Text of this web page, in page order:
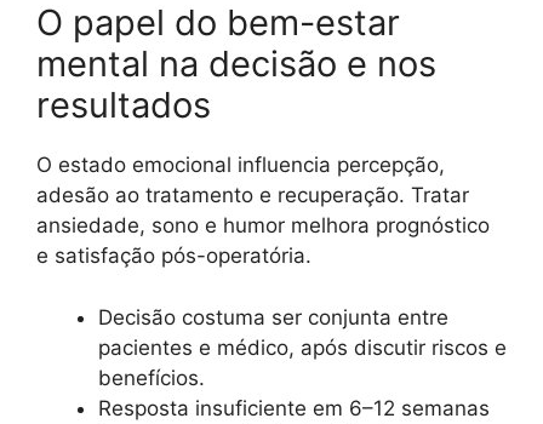
O papel do bem-estar
mental na decisão e nos
resultados
O estado emocional influencia percepção,
adesão ao tratamento e recuperação. Tratar
ansiedade, sono e humor melhora prognóstico
e satisfação pós-operatória.
Decisão costuma ser conjunta entre
pacientes e médico, após discutir riscos e
benefícios.
Resposta insuficiente em 6–12 semanas